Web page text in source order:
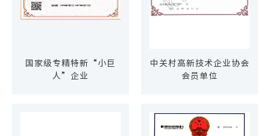
国家级专精特新“小巨
人”企业
中关村高新技术企业协会
会员单位